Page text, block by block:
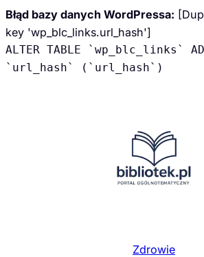
Błąd bazy danych WordPressa:
key 'wp_blc_links.url_hash']
ALTER TABLE `wp_blc_links`
`url_hash` (`url_hash`)
Zdrowie